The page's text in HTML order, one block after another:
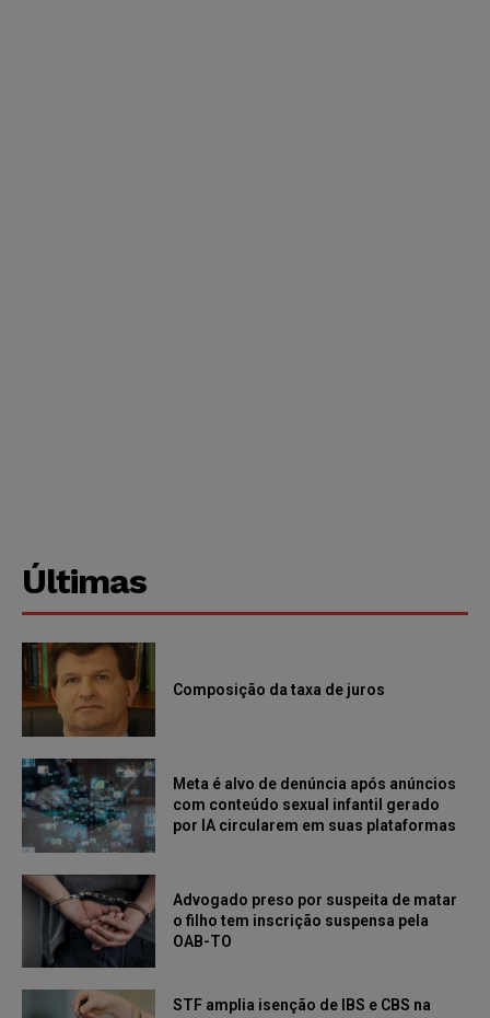
Últimas
Composição da taxa de juros
Meta é alvo de denúncia após anúncios
com conteúdo sexual infantil gerado
por IA circularem em suas plataformas
Advogado preso por suspeita de matar
o filho tem inscrição suspensa pela
OAB-TO
STF amplia isenção de IBS e CBS na